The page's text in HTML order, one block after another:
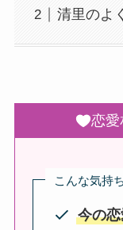
清里のよ
恋愛
こんな気持
今の